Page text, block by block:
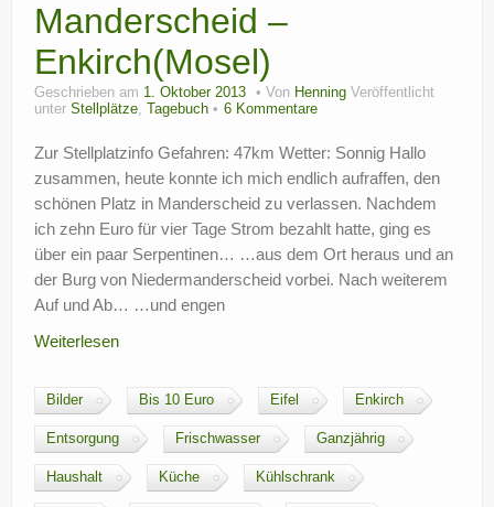
Freizeit
Wohnmobil-Technik
?
Manderscheid –
Enkirch(Mosel)
Geschrieben am 1. Oktober 2013 Von Henning Veröffentlicht
unter Stellplätze, Tagebuch 6 Kommentare
Zur Stellplatzinfo Gefahren: 47km Wetter: Sonnig Hallo
zusammen, heute konnte ich mich endlich aufraffen, den
schönen Platz in Manderscheid zu verlassen. Nachdem
ich zehn Euro für vier Tage Strom bezahlt hatte, ging es
über ein paar Serpentinen… …aus dem Ort heraus und an
der Burg von Niedermanderscheid vorbei. Nach weiterem
Auf und Ab… …und engen
Weiterlesen
Bilder Bis 10 Euro Eifel Enkirch
Entsorgung Frischwasser Ganzjährig
Haushalt Küche Kühlschrank